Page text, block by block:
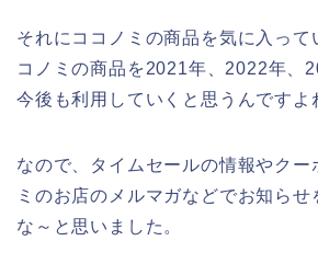
それにココノミの商品を気に入って
コノミの商品を2021年、2022年、
今後も利用していくと思うんですよ
なので、タイムセールの情報やクー
ミのお店のメルマガなどでお知ら
な～と思いました。